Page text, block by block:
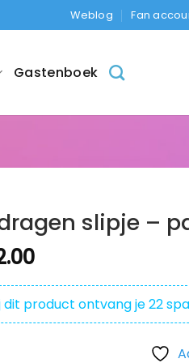
Weblog Fan
Gastenboek
slipje –
dit product ontvang je22